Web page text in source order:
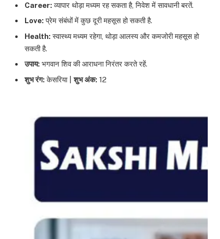
Career:व्यापार थोड़ा मध्यम रह सकता है, निवेश में सावधानी बरतें.
Love:प्रेम संबंधों में कुछ दूरी महसूस हो सकती है.
Health:स्वास्थ्य मध्यम रहेगा, थोड़ा आलस्य और कमजोरी महसूस हो
सकती है.
उपाय: भगवान शिव की आराधना निरंतर करते रहें.
शुभ रंग:केसरिया |शुभ अंक: 12